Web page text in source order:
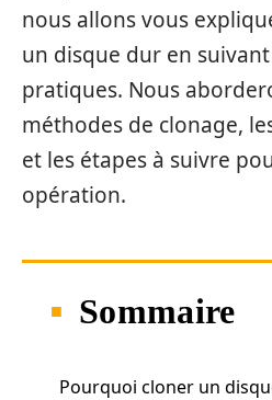
nous allons vous
un disque dur en
pratiques. Nous
méthodes de clonage,
et les étapes à suivre
opération.
Sommaire
Pourquoi cloner un